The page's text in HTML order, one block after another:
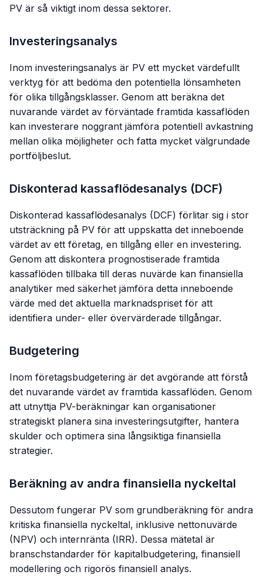
PV är så viktigt inom dessa sektorer.
Investeringsanalys
Inom investeringsanalys är PV ett mycket värdefullt
verktyg för att bedöma den potentiella lönsamheten
för olika tillgångsklasser. Genom att beräkna det
nuvarande värdet av förväntade framtida kassaflöden
kan investerare noggrant jämföra potentiell avkastning
mellan olika möjligheter och fatta mycket välgrundade
portföljbeslut.
Diskonterad kassaflödesanalys (DCF)
Diskonterad kassaflödesanalys (DCF) förlitar sig i stor
utsträckning på PV för att uppskatta det inneboende
värdet av ett företag, en tillgång eller en investering.
Genom att diskontera prognostiserade framtida
kassaflöden tillbaka till deras nuvärde kan finansiella
analytiker med säkerhet jämföra detta inneboende
värde med det aktuella marknadspriset för att
identifiera under- eller övervärderade tillgångar.
Budgetering
Inom företagsbudgetering är det avgörande att förstå
det nuvarande värdet av framtida kassaflöden. Genom
att utnyttja PV-beräkningar kan organisationer
strategiskt planera sina investeringsutgifter, hantera
skulder och optimera sina långsiktiga finansiella
strategier.
Beräkning av andra finansiella nyckeltal
Dessutom fungerar PV som grundberäkning för andra
kritiska finansiella nyckeltal, inklusive nettonuvärde
(NPV) och internränta (IRR). Dessa mätetal är
branschstandarder för kapitalbudgetering, finansiell
modellering och rigorös finansiell analys.